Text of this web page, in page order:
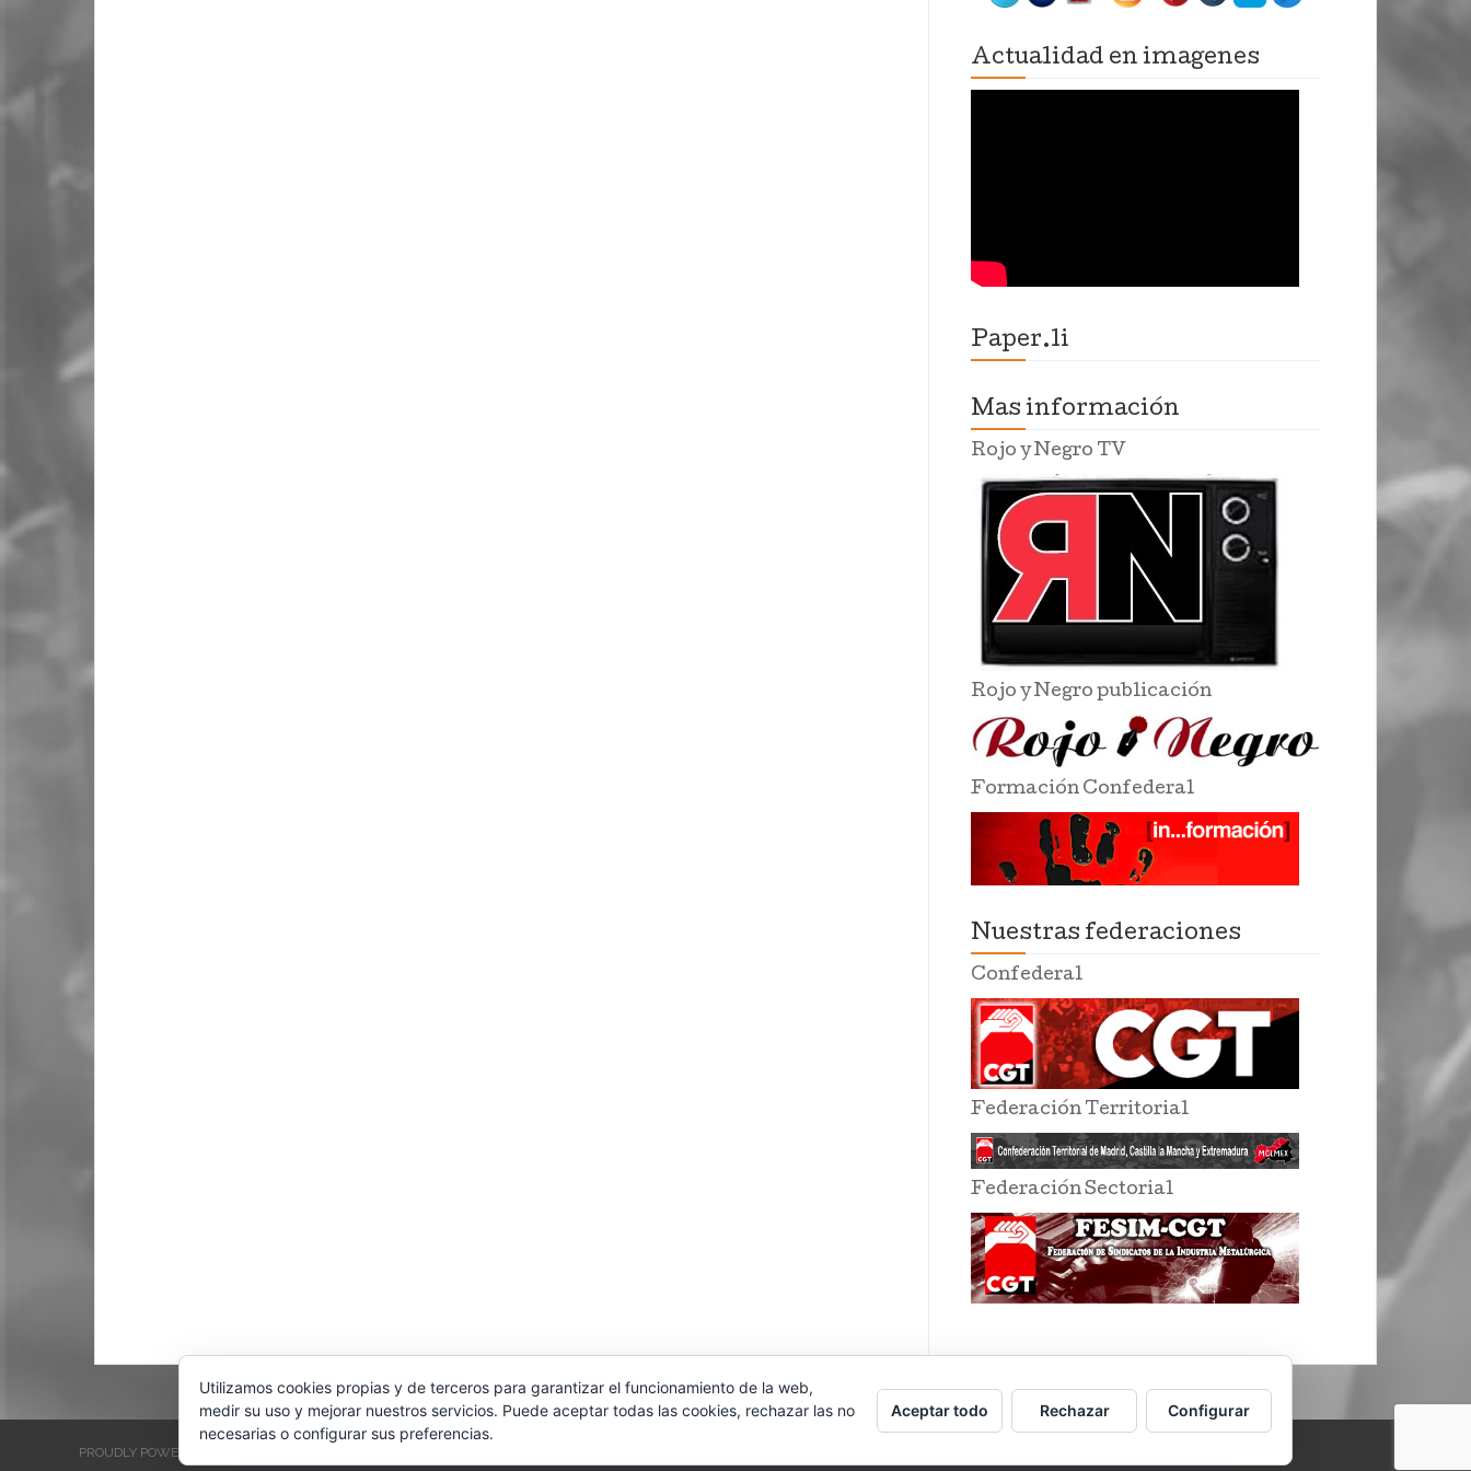
Actualidad en imagenes
Paper.li
Mas información
Rojo y Negro TV
Rojo y Negro publicación
Formación Confederal
Nuestras federaciones
Confederal
Federación Territorial
Federación Sectorial
PROUDLY POWERED BY WORDPRESS
Utilizamos cookies propias y de terceros para garantizar el funcionamiento de la web,
medir su uso y mejorar nuestros servicios. Puede aceptar todas las cookies, rechazar las no
necesarias o configurar sus preferencias.
Aceptar todo Rechazar Configurar